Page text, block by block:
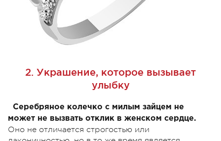
2. Украшение, которое вызывает
улыбку
Серебряное колечко с милым зайцем не
может не вызвать отклик в женском сердце.
Оно не отличается строгостью или